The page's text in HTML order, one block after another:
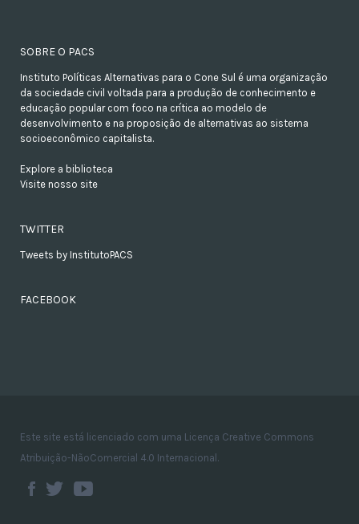
SOBRE O PACS
Instituto Políticas Alternativas para o Cone Sul é uma organização
da sociedade civil voltada para a produção de conhecimento e
educação popular com foco na crítica ao modelo de
desenvolvimento e na proposição de alternativas ao sistema
socioeconômico capitalista.
Explore a biblioteca
Visite nosso site
TWITTER
Tweets by InstitutoPACS
FACEBOOK
Este site está licenciado com uma Licença Creative Commons
Atribuição-NãoComercial 4.0 Internacional.